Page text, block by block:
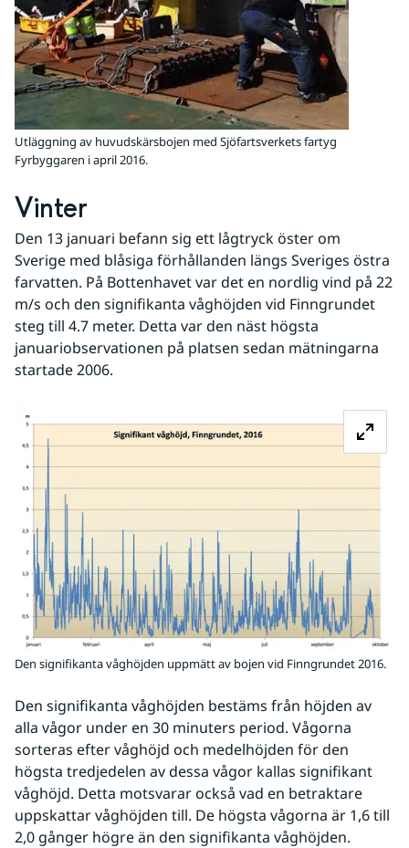
Utläggning av huvudskärsbojen med Sjöfartsverkets fartyg
Fyrbyggaren i april 2016.
Vinter
Den 13 januari befann sig ett lågtryck öster om
Sverige med blåsiga förhållanden längs Sveriges östra
farvatten. På Bottenhavet var det en nordlig vind på 22
m/s och den signifikanta våghöjden vid Finngrundet
steg till 4.7 meter. Detta var den näst högsta
januariobservationen på platsen sedan mätningarna
startade 2006.
Den signifikanta våghöjden uppmätt av bojen vid Finngrundet 2016.
Den signifikanta våghöjden bestäms från höjden av
alla vågor under en 30 minuters period. Vågorna
sorteras efter våghöjd och medelhöjden för den
högsta tredjedelen av dessa vågor kallas signifikant
våghöjd. Detta motsvarar också vad en betraktare
uppskattar våghöjden till. De högsta vågorna är 1,6 till
2,0 gånger högre än den signifikanta våghöjden.